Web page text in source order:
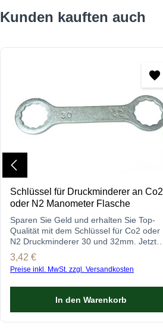
Produktgalerie überspringen
Kunden kauften auch
Schlüssel für Druckminderer an Co2
oder N2 Manometer Flasche
Sparen Sie Geld und erhalten Sie Top-
Qualität mit dem Schlüssel für Co2 oder
N2 Druckminderer 30 und 32mm. Jetzt
günstig bei gastro-brennecke.de kaufen
Regulärer Preis:
3,42 €
Preise inkl. MwSt. zzgl. Versandkosten
In den Warenkorb